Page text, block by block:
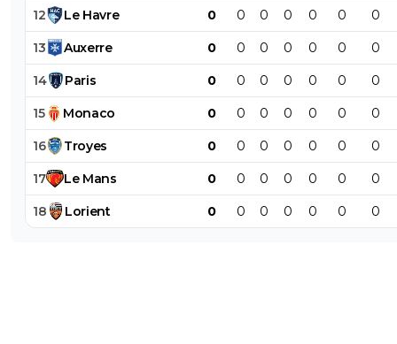
12 Le Havre 0 0 0 0 0 0 0
13 Auxerre 0 0 0 0 0 0 0
14 Paris 0 0 0 0 0 0 0
15 Monaco 0 0 0 0 0 0 0
16 Troyes 0 0 0 0 0 0 0
17 Le Mans 0 0 0 0 0 0 0
18 Lorient 0 0 0 0 0 0 0